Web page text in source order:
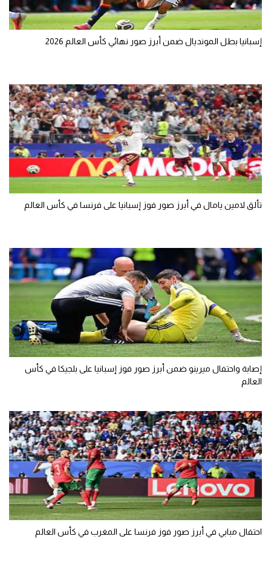
إسبانيا بطل المونديال ضمن أبرز صور نهائي كأس العالم 2026
تألق لامين يامال في أبرز صور فوز إسبانيا على فرنسا في كأس العالم
إصابة واحتفال ميرينو ضمن أبرز صور فوز إسبانيا على بلجيكا في كأس
العالم
احتفال مبابي في أبرز صور فوز فرنسا على المغرب في كأس العالم